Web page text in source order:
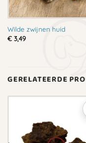
Wilde zwijnen huid
€3,49
GERELATEERDE